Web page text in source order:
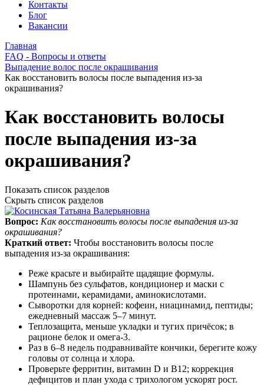
Контакты
Блог
Вакансии
Главная
FAQ - Вопросы и ответы
Выпадение волос после окрашивания
Как восстановить волосы после выпадения из-за
окрашивания?
Как восстановить волосы
после выпадения из-за
окрашивания?
Показать список разделов
Скрыть список разделов
Вопрос: Как восстановить волосы после выпадения из-за
окрашивания?
Краткий ответ: Чтобы восстановить волосы после
выпадения из‑за окрашивания:
Реже красьте и выбирайте щадящие формулы.
Шампунь без сульфатов, кондиционер и маски с
протеинами, керамидами, аминокислотами.
Сыворотки для корней: кофеин, ниацинамид, пептиды;
ежедневный массаж 5–7 минут.
Теплозащита, меньше укладки и тугих причёсок; в
рационе белок и омега‑3.
Раз в 6–8 недель подравнивайте кончики, берегите кожу
головы от солнца и хлора.
Проверьте ферритин, витамин D и B12; коррекция
дефицитов и план ухода с трихологом ускорят рост.